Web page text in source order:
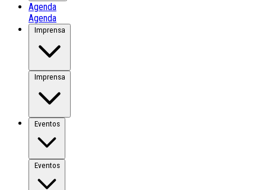
Agenda
Agenda
Imprensa
Imprensa
Eventos
Eventos